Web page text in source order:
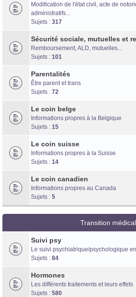
Modification de l'état civil, acte de
administratifs...
Sujets : 317
Sécurité sociale, mutuelles et
Remboursement, ALD, mutuelles...
Sujets : 101
Parentalités
Être parent et trans
Sujets : 72
Le coin belge
Informations propres à la Belgique
Sujets : 15
Le coin suisse
Informations propres à la Suisse
Sujets : 14
Le coin canadien
Informations propres au Canada
Sujets : 5
Transition
Suivi psy
Le suivi psychiatrique/psychologique
Sujets : 84
Hormones
Les différents traitements et leurs effets
Sujets : 580